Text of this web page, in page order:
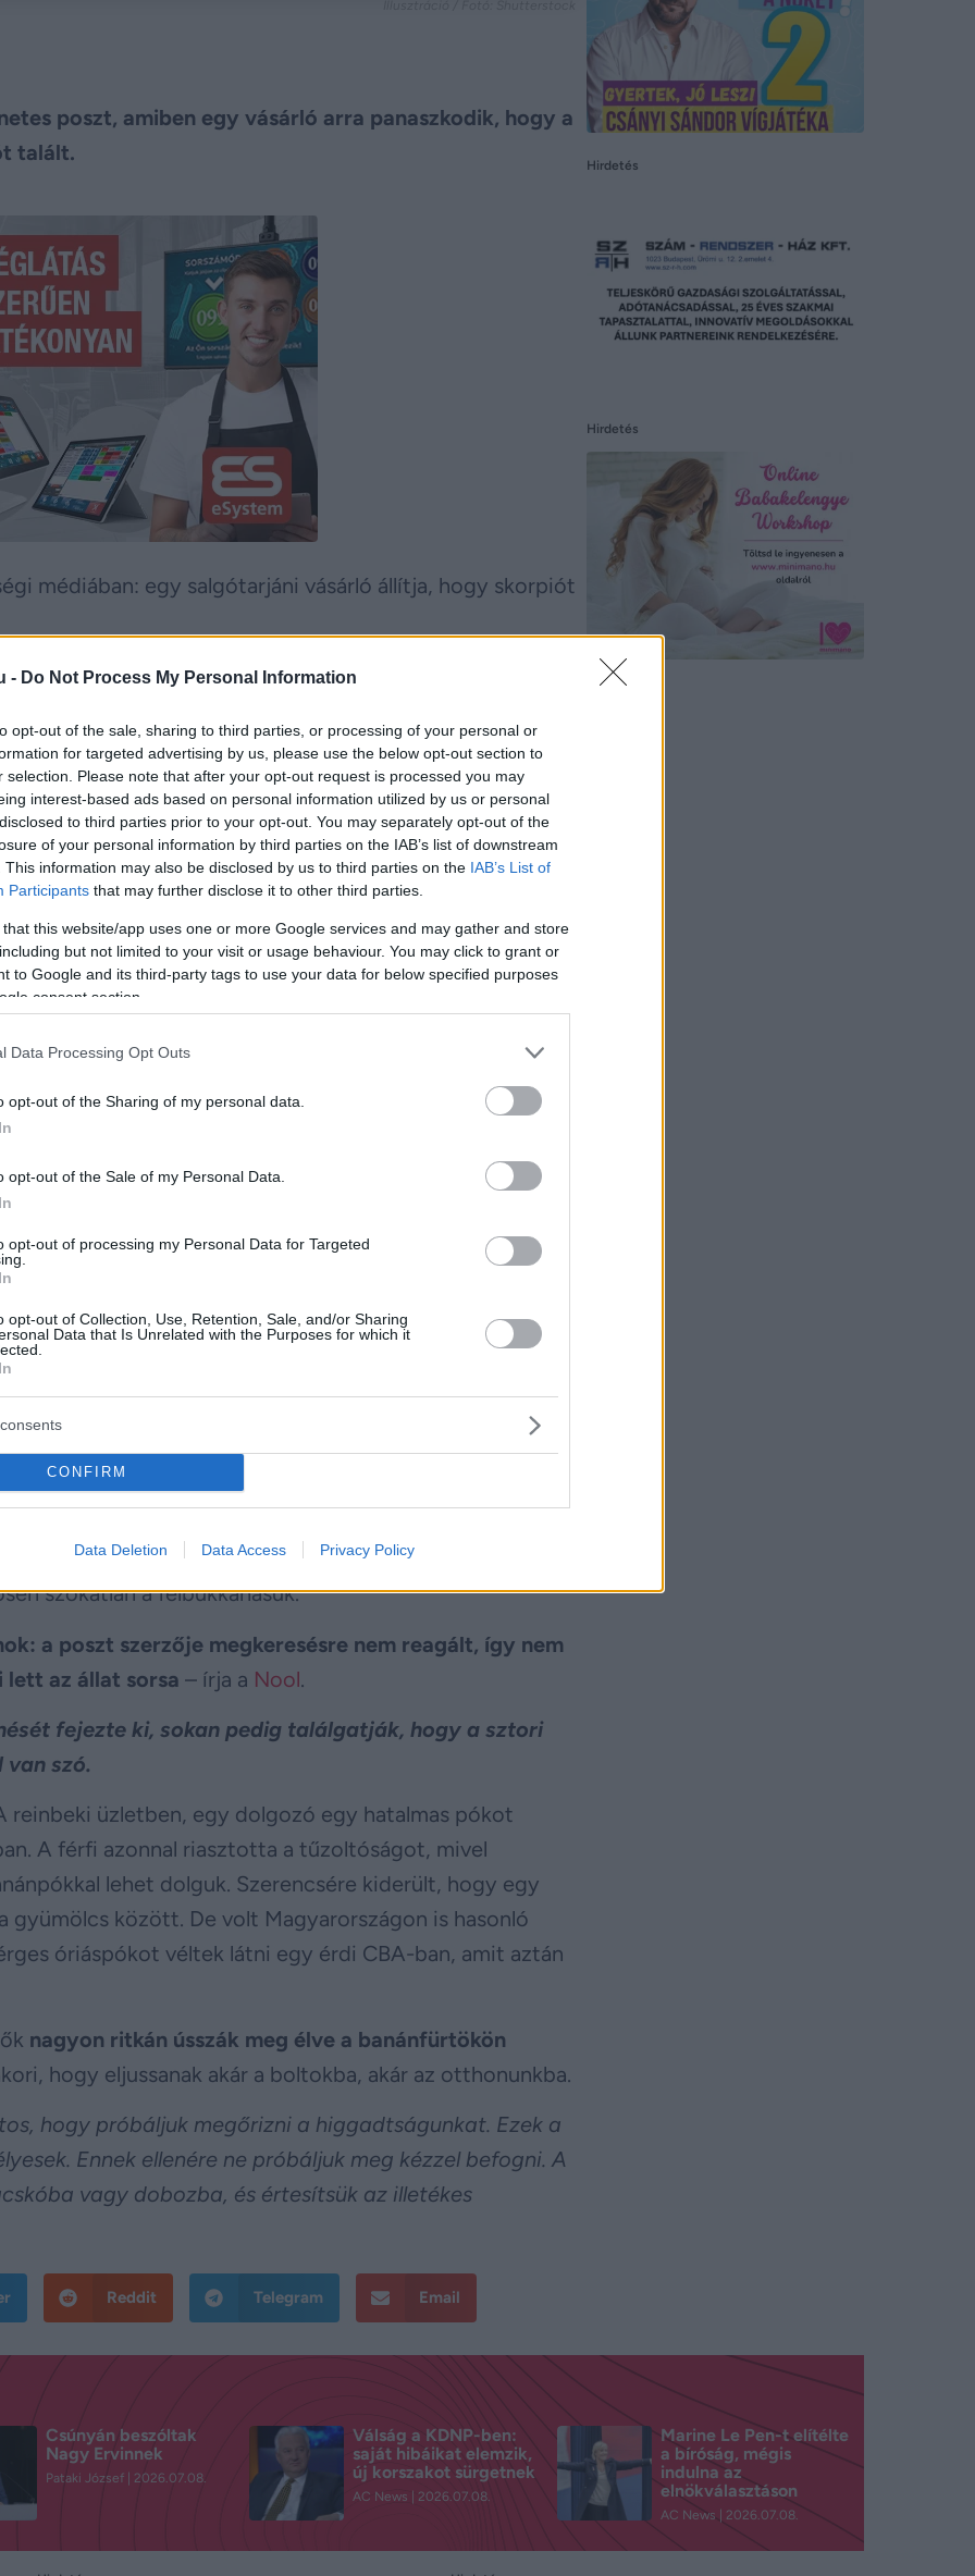
- Do Not Process My Personal Information
opt-out of the sale, sharing to third parties, or processing of your personal or
for targeted advertising by us, please use the below opt-out section to
selection. Please note that after your opt-out request is processed you may
interest-based ads based on personal information utilized by us or personal
to third parties prior to your opt-out. You may separately opt-out of the
of your personal information by third parties on the IAB’s list of downstream
This information may also be disclosed by us to third parties on the IAB’s List of
Participants that may further disclose it to other third parties.
that this website/app uses one or more Google services and may gather and store
but not limited to your visit or usage behaviour. You may click to grant or
to Google and its third-party tags to use your data for below specified purposes
consent section.
Data Processing Opt Outs
opt-out of the Sharing of my personal data.
opt-out of the Sale of my Personal Data.
opt-out of processing my Personal Data for Targeted
opt-out of Collection, Use, Retention, Sale, and/or Sharing
Data that Is Unrelated with the Purposes for which it
CONFIRM
Data Deletion Data Access Privacy Policy
poszt, amiben egy vásárló arra panaszkodik, hogy a
talált.
médiában: egy salgótarjáni vásárló állítja, hogy skorpiót
és szombat délelőttre már rengetegen
skorpió lapul.
leginkább sivatagos, félsivatagos vidékeken
Bár az állat képes alkalmazkodni különböző
szokatlan a felbukkanásuk.
a poszt szerzője megkeresésre nem reagált, így nem
lett az állat sorsa – írja a Nool.
fejezte ki, sokan pedig találgatják, hogy a sztori
szó.
reinbeki üzletben, egy dolgozó egy hatalmas pókot
A férfi azonnal riasztotta a tűzoltóságot, mivel
lehet dolguk. Szerencsére kiderült, hogy egy
gyümölcs között. De volt Magyarországon is hasonló
óriáspókot véltek látni egy érdi CBA-ban, amit aztán
nagyon ritkán ússzák meg élve a banánfürtökön
hogy eljussanak akár a boltokba, akár az otthonunkba.
hogy próbáljuk megőrizni a higgadtságunkat. Ezek a
Ennek ellenére ne próbáljuk meg kézzel befogni. A
vagy dobozba, és értesítsük az illetékes
Reddit Telegram Email
Hirdetés
Hirdetés
Csúnyán beszóltak
Nagy Ervinnek
Pataki József 2026.07.08.
Válság a KDNP-ben:
saját hibáikat elemzik,
új korszakot sürgetnek
AC News 2026.07.08.
Marine Le Pen-t elítélte
a bíróság, mégis
indulna az
elnökválasztáson
AC News 2026.07.08.